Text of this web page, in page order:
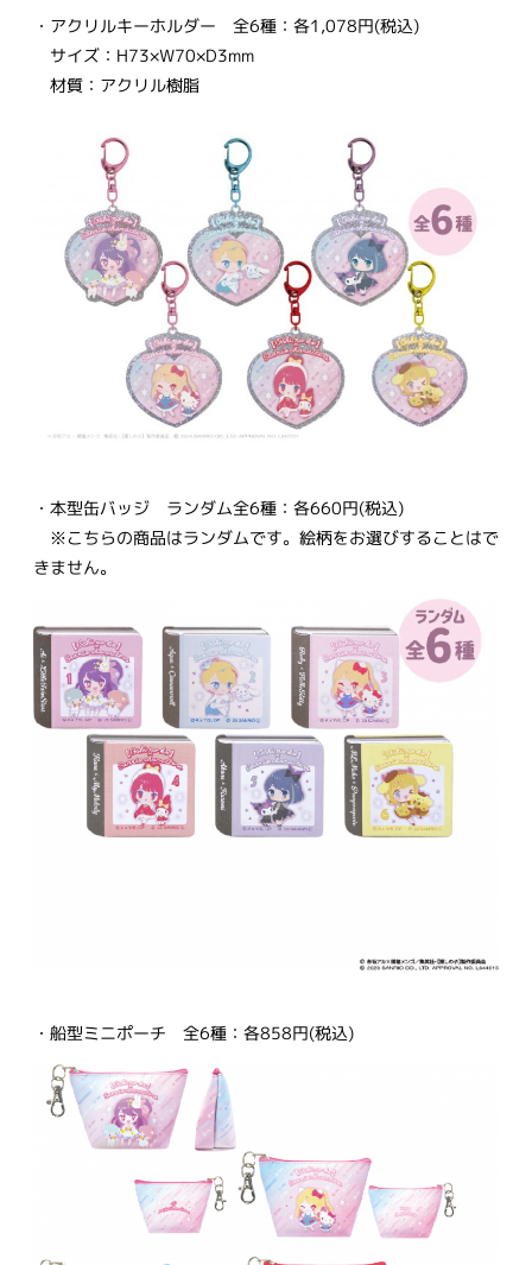
・アクリルキーホルダー 全6種：各1,078円(税込)
サイズ：H73×W70×D3mm
材質：アクリル樹脂
・本型缶バッジ ランダム全6種：各660円(税込)
※こちらの商品はランダムです。絵柄をお選びすることはで
きません。
・船型ミニポーチ 全6種：各858円(税込)